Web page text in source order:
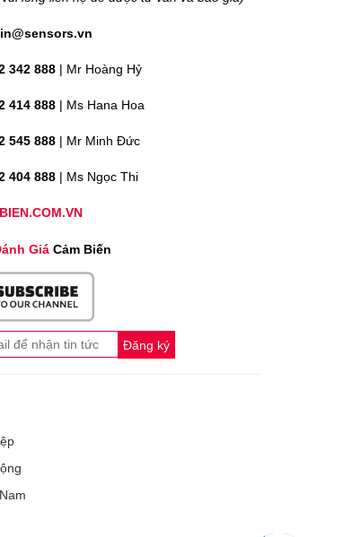
342 888 | Mr Hoàng Hỷ
414 888 | Ms Hana Hoa
545 888 | Mr Minh Đức
404 888 | Ms Ngọc Thi
Giá Cảm Biến
Đăng ký